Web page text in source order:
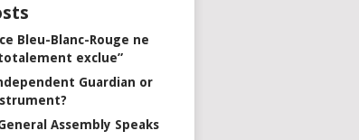
Bleu-Blanc-Rouge ne
exclue”
Guardian or
Assembly Speaks